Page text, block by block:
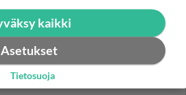
kaikki
Asetukset
Tietosuoja